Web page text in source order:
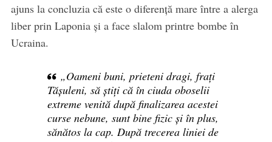
ajuns la concluzia că este o diferență mare între a alerga
liber prin Laponia și a face slalom printre bombe în
Ucraina.
„Oameni buni, prieteni dragi, frați
Tășuleni, să știți că în ciuda oboselii
extreme venită după finalizarea acestei
curse nebune, sunt bine fizic și în plus,
sănătos la cap. După trecerea liniei de